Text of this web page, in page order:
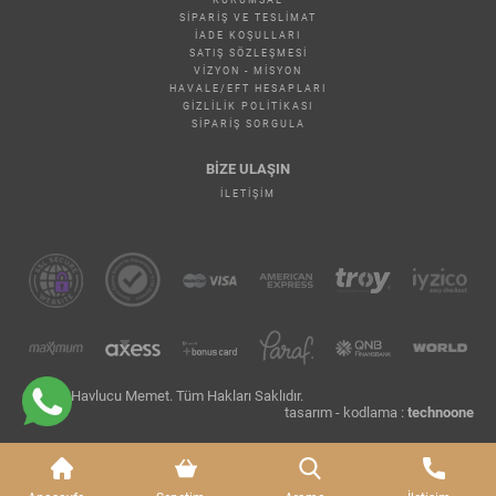
SIPARIŞ VE TESLIMAT
İADE KOŞULLARI
SATIŞ SÖZLEŞMESI
VIZYON - MISYON
HAVALE/EFT HESAPLARI
GIZLILIK POLITIKASI
SIPARIŞ SORGULA
BİZE ULAŞIN
İLETIŞIM
© 2026 Havlucu Memet. Tüm Hakları Saklıdır.
tasarım - kodlama : technoone